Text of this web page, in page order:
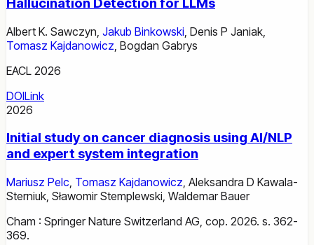
Albert K. Sawczyn Jakub Binkowski Denis P Janiak
Tomasz Kajdanowicz Bogdan Gabrys
EACL 2026
DOILink
2026
Initial study on cancer diagnosis using AI/NLP
and expert system integration
Mariusz Pelc, Tomasz Kajdanowicz, Aleksandra D Kawala-
Sterniuk, Sławomir Stemplewski, Waldemar Bauer
Cham : Springer Nature Switzerland AG, cop. 2026. s. 362-
369.